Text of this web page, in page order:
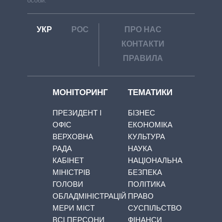
УКР РОС
ПРО НАС
КОНТАКТИ
ПРАВИЛА
МОНІТОРИНГ
ПРЕЗИДЕНТ І
ОФІС
ВЕРХОВНА
РАДА
КАБІНЕТ
МІНІСТРІВ
ГОЛОВИ
ОБЛАДМІНІСТРАЦІЙ
МЕРИ МІСТ
ВСІ ПЕРСОНИ
ТЕМАТИКИ
БІЗНЕС
ЕКОНОМІКА
КУЛЬТУРА
НАУКА
НАЦІОНАЛЬНА
БЕЗПЕКА
ПОЛІТИКА
ПРАВО
СУСПІЛЬСТВО
ФІНАНСИ